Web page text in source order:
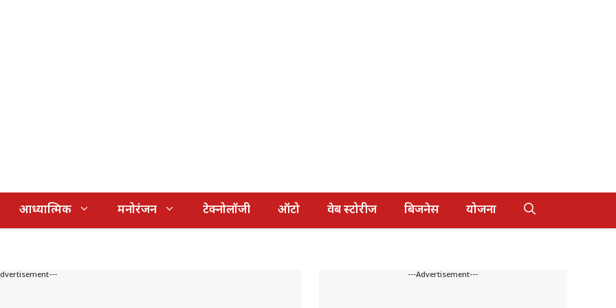
आध्यात्मिक मनोरंजन टेक्नोलॉजी ऑटो वेब स्टोरीज बिजनेस योजना
---Advertisement---